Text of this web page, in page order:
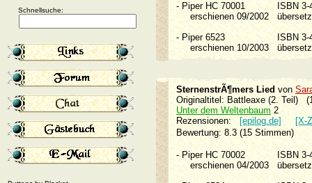
Schnellsuche: - Piper HC 70001
ISBN
erschienen 09/2002
- Piper 6523
ISBN
erschienen 10/2003
SternenstrÃ¶mers Lied von
Originaltitel: Battleaxe (2. Teil)
Unter dem Weltenbaum 2
Rezensionen:[epilog.de]
[X-
Bewertung: 8.3 (15 Stimmen)
- Piper HC 70002
ISBN
erschienen 04/2003